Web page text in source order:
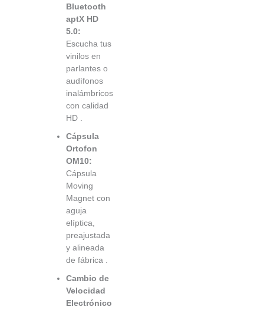
Bluetooth
aptX HD
5.0:
Escucha tus
vinilos en
parlantes o
audífonos
inalámbricos
con calidad
HD .
Cápsula
Ortofon
OM10:
Cápsula
Moving
Magnet con
aguja
elíptica,
preajustada
y alineada
de fábrica .
Cambio de
Velocidad
Electrónico